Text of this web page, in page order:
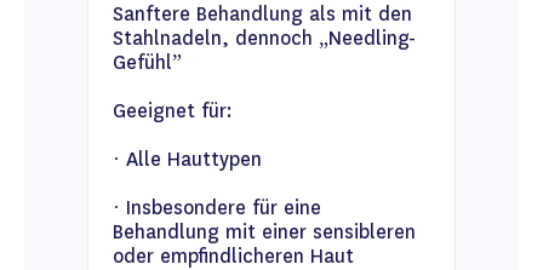
Sanftere Behandlung als mit den
Stahlnadeln, dennoch „Needling-
Gefühl”
Geeignet für:
· Alle Hauttypen
· Insbesondere für eine
Behandlung mit einer sensibleren
oder empfindlicheren Haut